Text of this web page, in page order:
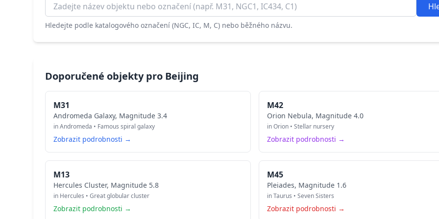
Hledejte podle katalogového označení (NGC, IC, M, C) nebo běžného názvu.
Doporučené objekty pro Beijing
M31
Andromeda Galaxy, Magnitude 3.4
in Andromeda • Famous spiral galaxy
Zobrazit podrobnosti →
M42
Orion Nebula, Magnitude 4.0
in Orion • Stellar nursery
Zobrazit podrobnosti →
M13
Hercules Cluster, Magnitude 5.8
in Hercules • Great globular cluster
Zobrazit podrobnosti →
M45
Pleiades, Magnitude 1.6
in Taurus • Seven Sisters
Zobrazit podrobnosti →